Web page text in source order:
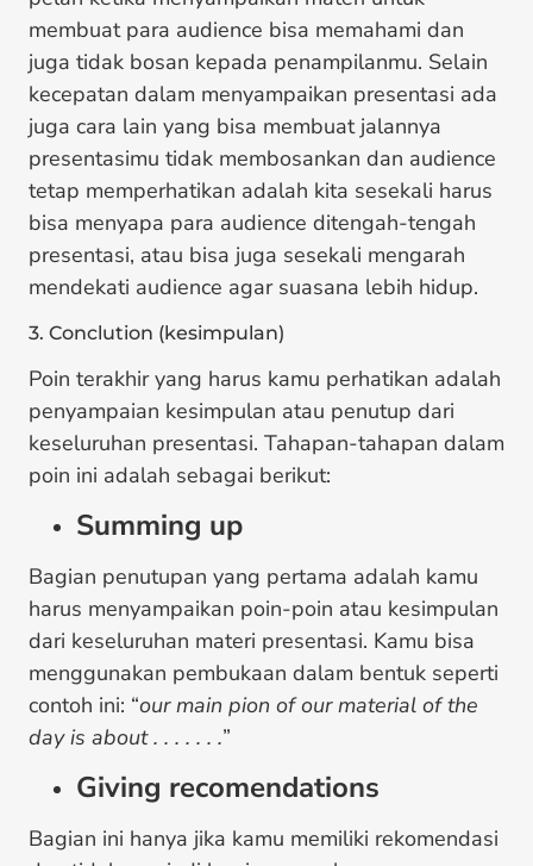
membuat para audience bisa memahami dan
juga tidak bosan kepada penampilanmu. Selain
kecepatan dalam menyampaikan presentasi ada
juga cara lain yang bisa membuat jalannya
presentasimu tidak membosankan dan audience
tetap memperhatikan adalah kita sesekali harus
bisa menyapa para audience ditengah-tengah
presentasi, atau bisa juga sesekali mengarah
mendekati audience agar suasana lebih hidup.
3. Conclution (kesimpulan)
Poin terakhir yang harus kamu perhatikan adalah
penyampaian kesimpulan atau penutup dari
keseluruhan presentasi. Tahapan-tahapan dalam
poin ini adalah sebagai berikut:
Summing up
Bagian penutupan yang pertama adalah kamu
harus menyampaikan poin-poin atau kesimpulan
dari keseluruhan materi presentasi. Kamu bisa
menggunakan pembukaan dalam bentuk seperti
contoh ini: “our main pion of our material of the
day is about . . . . . . .”
Giving recomendations
Bagian ini hanya jika kamu memiliki rekomendasi